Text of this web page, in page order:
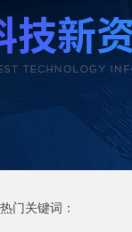
热门关键词：